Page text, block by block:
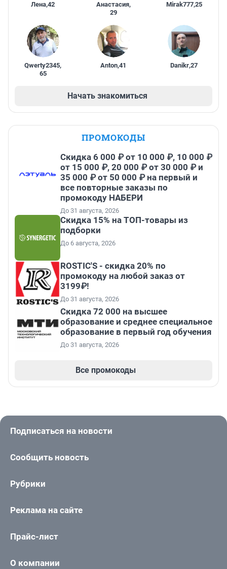
Лена,42 Анастасия,
29
Mirak777,25
Qwerty2345,
65
Anton,41 Danikr,27
Начать знакомиться
ПРОМОКОДЫ
Скидка 6 000 ₽ от 10 000 ₽, 10 000 ₽
от 15 000 ₽, 20 000 ₽ от 30 000 ₽ и
35 000 ₽ от 50 000 ₽ на первый и
все повторные заказы по
промокоду НАБЕРИ
До 31 августа, 2026
Скидка 15% на ТОП-товары из
подборки
До 6 августа, 2026
ROSTIC'S - скидка 20% по
промокоду на любой заказ от
3199₽!
До 31 августа, 2026
Скидка 72 000 на высшее
образование и среднее специальное
образование в первый год обучения
До 31 августа, 2026
Все промокоды
Подписаться на новости
Сообщить новость
Рубрики
Реклама на сайте
Прайс-лист
О компании